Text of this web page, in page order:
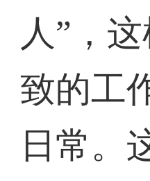
人”，
致的工
日常。